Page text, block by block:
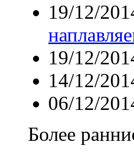
19/12/
19/12/
14/12/
06/12/
Более